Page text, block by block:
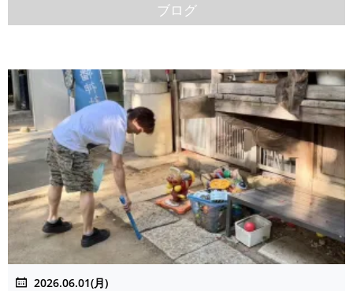
ブログ
2026.06.01(月)